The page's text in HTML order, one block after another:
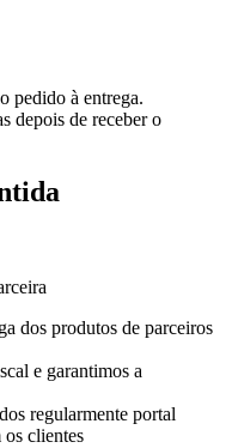
pedido à entrega.
depois de receber o
dos produtos de parceiros
e garantimos a
regularmente portal
os clientes